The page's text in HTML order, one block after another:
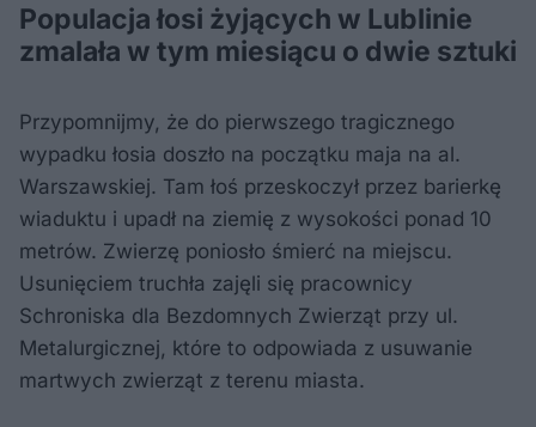
Populacja łosi żyjących w Lublinie
zmalała w tym miesiącu o dwie sztuki
Przypomnijmy, że do pierwszego tragicznego
wypadku łosia doszło na początku maja na al.
Warszawskiej. Tam łoś przeskoczył przez barierkę
wiaduktu i upadł na ziemię z wysokości ponad 10
metrów. Zwierzę poniosło śmierć na miejscu.
Usunięciem truchła zajęli się pracownicy
Schroniska dla Bezdomnych Zwierząt przy ul.
Metalurgicznej, które to odpowiada z usuwanie
martwych zwierząt z terenu miasta.